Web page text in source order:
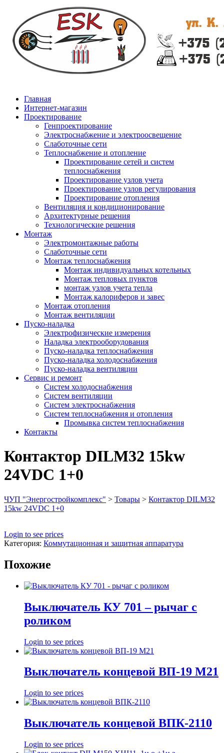
Главная
Интернет-магазин
Проектирование
Генпроектирование
Электроснабжение и электроосвещение
Слаботочные сети
Теплоснабжение и отопление
Проектирование сетей и систем
теплоснабжения
Проектирование узлов учета
Проектирование узлов регулирования
Проектирование отопления
Вентиляция и кондиционирование
Архитектурные решения
Технологические решения
Монтаж
Электромонтажные работы
Слаботочные сети
Монтаж теплоснабжения
Монтаж индивидуальных котельных
Монтаж тепловых пунктов
монтаж узлов учета тепла
Монтаж калориферов и завес
Монтаж отопления
Монтаж вентиляции
Пуско-наладка
Электрофизические измерения
Наладка электрооборудования
Пуско-наладка теплоснабжения
Пуско-наладка холодоснабжения
Пуско-наладка вентиляции
Сервис и ремонт
Систем холодоснабжения
Систем вентиляции
Систем электроснабжения
Систем теплоснабжения и отопления
Промывка систем теплоснабжения
Контакты
Контактор DILM32 15kw
24VDC 1+0
ЧУП "Энергостройкомплекс" > Товары > Контактор DILM32
15kw 24VDC 1+0
Login to see prices
Категория: Коммутационная и защитная аппаратура
Похожие
Выключатель КУ 701 – рычаг с
роликом
Login to see prices
Выключатель концевой ВП-19 М21
Login to see prices
Выключатель концевой ВПК-2110
Login to see prices